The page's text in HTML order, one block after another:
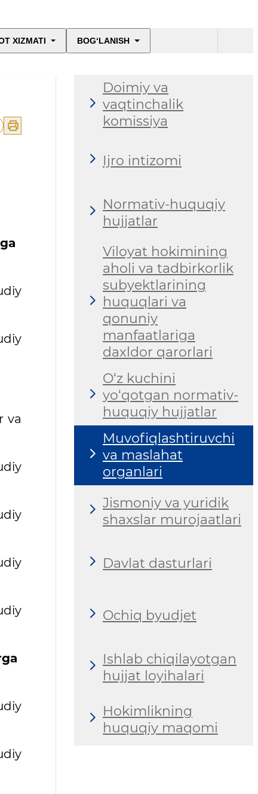
XIZMATI BOG‘LANISH
va
Doimiy va
vaqtinchalik
komissiya
Ijro intizomi
Normativ-huquqiy
hujjatlar
Viloyat hokimining
aholi va tadbirkorlik
subyektlarining
huquqlari va
qonuniy
manfaatlariga
daxldor qarorlari
O‘z kuchini
yo‘qotgan normativ-
huquqiy hujjatlar
Muvofiqlashtiruvchi
va maslahat
organlari
Jismoniy va yuridik
shaxslar murojaatlari
Davlat dasturlari
Ochiq byudjet
Ishlab chiqilayotgan
hujjat loyihalari
Hokimlikning
huquqiy maqomi